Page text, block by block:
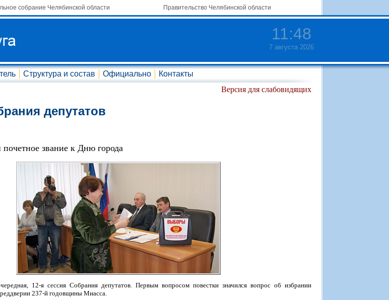
собрание Челябинской области Правительство Челябинской области
11:48
7 августа 2026
Структура и состав Официально
Контакты
Версия для слабовидящих
депутатов
звание к Дню города
12-я сессия Собрания депутатов. Первым вопросом повестки значился вопрос об избрании
237-й годовщины Миасса.